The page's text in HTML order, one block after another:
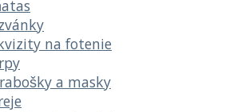
na fotenie
a masky